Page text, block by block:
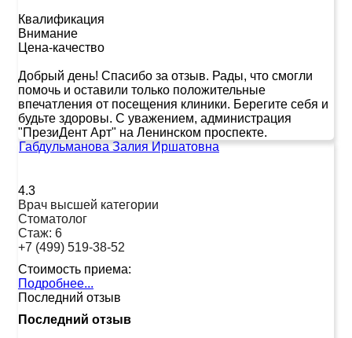
Квалификация
Внимание
Цена-качество
Добрый день! Спасибо за отзыв. Рады, что смогли
помочь и оставили только положительные
впечатления от посещения клиники. Берегите себя и
будьте здоровы. С уважением, администрация
"ПрезиДент Арт" на Ленинском проспекте.
Габдульманова Залия Иршатовна
4.3
Врач высшей категории
Стоматолог
Стаж: 6
+7 (499) 519-38-52
Стоимость приема:
Подробнее...
Последний отзыв
Последний отзыв